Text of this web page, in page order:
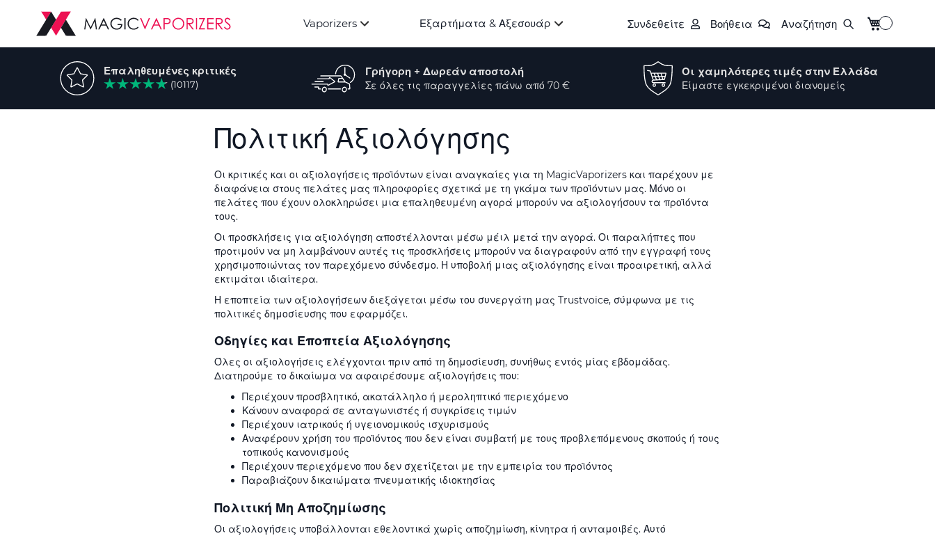
Vaporizers Εξαρτήματα & Αξεσουάρ Συνδεθείτε Βοήθεια Αναζήτηση Το καλάθι
Επαληθευμένες κριτικές
(10117)
Γρήγορη + Δωρεάν αποστολή
Σε όλες τις παραγγελίες πάνω από 70 €
Οι χαμηλότερες τιμές στην Ελλάδα
Είμαστε εγκεκριμένοι διανομείς
Πολιτική Αξιολόγησης
Οι κριτικές και οι αξιολογήσεις προϊόντων είναι αναγκαίες για τη MagicVaporizers και παρέχουν με
διαφάνεια στους πελάτες μας πληροφορίες σχετικά με τη γκάμα των προϊόντων μας. Μόνο οι
πελάτες που έχουν ολοκληρώσει μια επαληθευμένη αγορά μπορούν να αξιολογήσουν τα προϊόντα
τους.
Οι προσκλήσεις για αξιολόγηση αποστέλλονται μέσω μέιλ μετά την αγορά. Οι παραλήπτες που
προτιμούν να μη λαμβάνουν αυτές τις προσκλήσεις μπορούν να διαγραφούν από την εγγραφή τους
χρησιμοποιώντας τον παρεχόμενο σύνδεσμο. Η υποβολή μιας αξιολόγησης είναι προαιρετική, αλλά
εκτιμάται ιδιαίτερα.
Η εποπτεία των αξιολογήσεων διεξάγεται μέσω του συνεργάτη μας Trustvoice, σύμφωνα με τις
πολιτικές δημοσίευσης που εφαρμόζει.
Οδηγίες και Εποπτεία Αξιολόγησης
Όλες οι αξιολογήσεις ελέγχονται πριν από τη δημοσίευση, συνήθως εντός μίας εβδομάδας.
Διατηρούμε το δικαίωμα να αφαιρέσουμε αξιολογήσεις που:
Περιέχουν προσβλητικό, ακατάλληλο ή μεροληπτικό περιεχόμενο
Κάνουν αναφορά σε ανταγωνιστές ή συγκρίσεις τιμών
Περιέχουν ιατρικούς ή υγειονομικούς ισχυρισμούς
Αναφέρουν χρήση του προϊόντος που δεν είναι συμβατή με τους προβλεπόμενους σκοπούς ή τους
τοπικούς κανονισμούς
Περιέχουν περιεχόμενο που δεν σχετίζεται με την εμπειρία του προϊόντος
Παραβιάζουν δικαιώματα πνευματικής ιδιοκτησίας
Πολιτική Μη Αποζημίωσης
Οι αξιολογήσεις υποβάλλονται εθελοντικά χωρίς αποζημίωση, κίνητρα ή ανταμοιβές. Αυτό